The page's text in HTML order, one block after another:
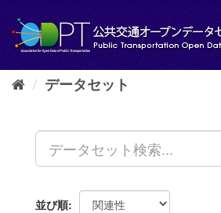
し
データセット
並び順